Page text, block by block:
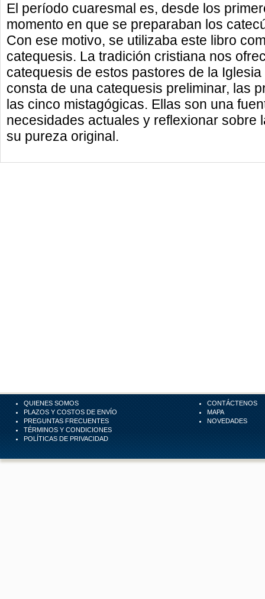
El período cuaresmal es, desde los
momento en que se preparaban los
Con ese motivo, se utilizaba este libro
catequesis. La tradición cristiana nos
catequesis de estos pastores de la
consta de una catequesis preliminar, las
las cinco mistagógicas. Ellas son una
necesidades actuales y reflexionar sobre
su pureza original.
QUIENES SOMOS
PLAZOS Y COSTOS DE ENVÍO
PREGUNTAS FRECUENTES
TÉRMINOS Y CONDICIONES
POLÍTICAS DE PRIVACIDAD
CONTÁCTENOS
MAPA
NOVEDADES